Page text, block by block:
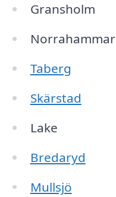
Gransholm
Norrahammar
Taberg
Skärstad
Lake
Bredaryd
Mullsjö